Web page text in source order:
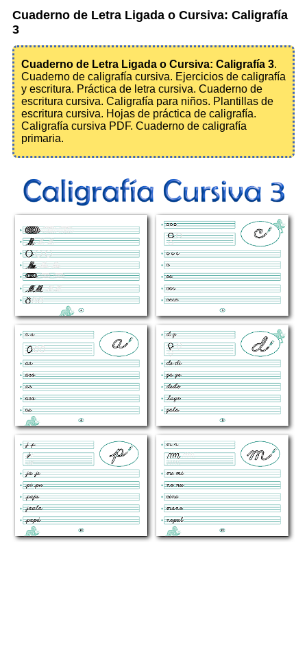
Cuaderno de Letra Ligada o Cursiva: Caligrafía
3
Cuaderno de Letra Ligada o Cursiva: Caligrafía 3.
Cuaderno de caligrafía cursiva. Ejercicios de caligrafía
y escritura. Práctica de letra cursiva. Cuaderno de
escritura cursiva. Caligrafía para niños. Plantillas de
escritura cursiva. Hojas de práctica de caligrafía.
Caligrafía cursiva PDF. Cuaderno de caligrafía
primaria.